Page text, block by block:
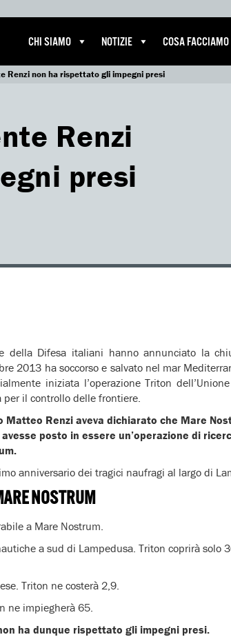
CHI SIAMO NOTIZIE COSA FACCIAMO
Renzi non ha rispettato gli impegni presi
Renzi
presi
Difesa italiani hanno annunciato la
2013 ha soccorso e salvato nel mar
iniziata l’operazione Triton
per il controllo delle frontiere.
Renzi aveva dichiarato che Mare
posto in essere un’operazione di
anniversario dei tragici naufragi al largo di
NOSTRUM
a Mare Nostrum.
a sud di Lampedusa. Triton coprirà solo
Triton ne costerà 2,9.
ne impiegherà 65.
ha dunque rispettato gli impegni presi.